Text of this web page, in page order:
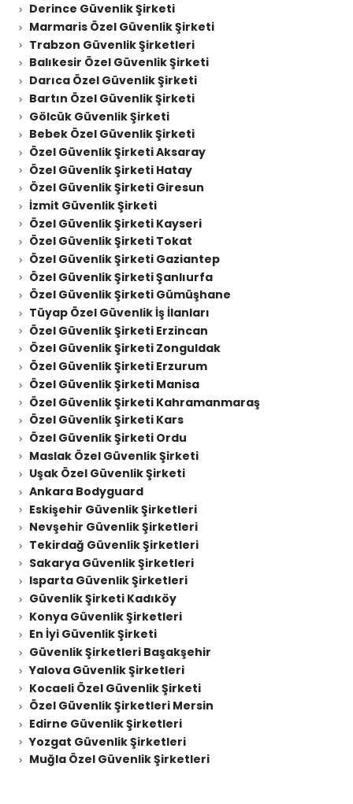
Derince Güvenlik Şirketi
Marmaris Özel Güvenlik Şirketi
Trabzon Güvenlik Şirketleri
Balıkesir Özel Güvenlik Şirketi
Darıca Özel Güvenlik Şirketi
Bartın Özel Güvenlik Şirketi
Gölcük Güvenlik Şirketi
Bebek Özel Güvenlik Şirketi
Özel Güvenlik Şirketi Aksaray
Özel Güvenlik Şirketi Hatay
Özel Güvenlik Şirketi Giresun
İzmit Güvenlik Şirketi
Özel Güvenlik Şirketi Kayseri
Özel Güvenlik Şirketi Tokat
Özel Güvenlik Şirketi Gaziantep
Özel Güvenlik Şirketi Şanlıurfa
Özel Güvenlik Şirketi Gümüşhane
Tüyap Özel Güvenlik İş İlanları
Özel Güvenlik Şirketi Erzincan
Özel Güvenlik Şirketi Zonguldak
Özel Güvenlik Şirketi Erzurum
Özel Güvenlik Şirketi Manisa
Özel Güvenlik Şirketi Kahramanmaraş
Özel Güvenlik Şirketi Kars
Özel Güvenlik Şirketi Ordu
Maslak Özel Güvenlik Şirketi
Uşak Özel Güvenlik Şirketi
Ankara Bodyguard
Eskişehir Güvenlik Şirketleri
Nevşehir Güvenlik Şirketleri
Tekirdağ Güvenlik Şirketleri
Sakarya Güvenlik Şirketleri
Isparta Güvenlik Şirketleri
Güvenlik Şirketi Kadıköy
Konya Güvenlik Şirketleri
En İyi Güvenlik Şirketi
Güvenlik Şirketleri Başakşehir
Yalova Güvenlik Şirketleri
Kocaeli Özel Güvenlik Şirketi
Özel Güvenlik Şirketleri Mersin
Edirne Güvenlik Şirketleri
Yozgat Güvenlik Şirketleri
Muğla Özel Güvenlik Şirketleri